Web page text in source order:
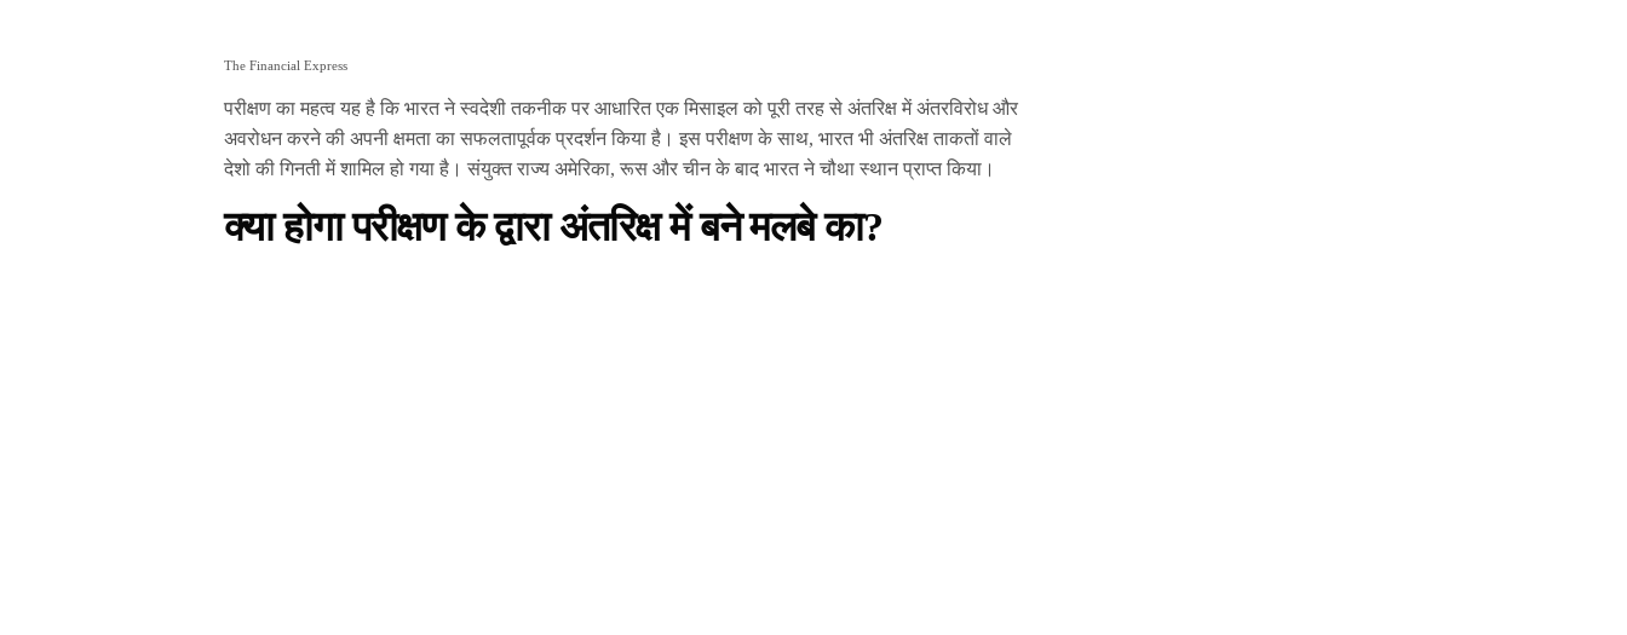
The Financial Express
परीक्षण का महत्व यह है कि भारत ने स्वदेशी तकनीक पर आधारित एक मिसाइल को पूरी तरह से अंतरिक्ष में अंतरविरोध और
अवरोधन करने की अपनी क्षमता का सफलतापूर्वक प्रदर्शन किया है। इस परीक्षण के साथ, भारत भी अंतरिक्ष ताकतों वाले
देशो की गिनती में शामिल हो गया है। संयुक्त राज्य अमेरिका, रूस और चीन के बाद भारत ने चौथा स्थान प्राप्त किया।
क्या होगा परीक्षण के द्वारा अंतरिक्ष में बने मलबे का?